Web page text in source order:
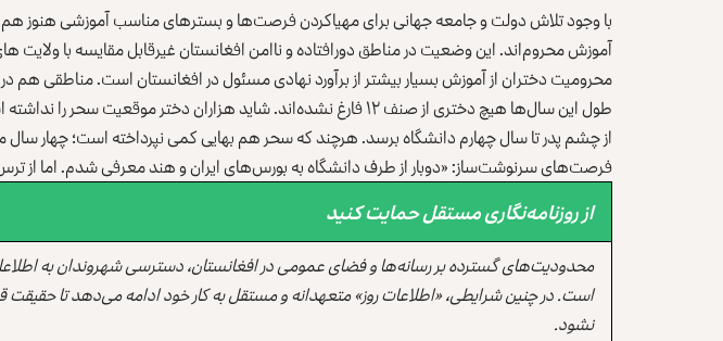
با وجود تلاش دولت و جامعه جهانی برای مهیاکردن فرصت‌ها و بسترهای مناسب آموزشی هنوز هم
آموزش محروم‌اند. این وضعیت در مناطق دورافتاده و ناامن افغانستان غیرقابل مقایسه با ولایت
محرومیت دختران از آموزش بسیار بیشتر از برآورد نهادی مسئول در افغانستان است. مناطقی هم
طول این سال‌ها هیچ دختری از صنف ۱۲ فارغ نشده‌اند. شاید هزاران دختر موقعیت
از چشم پدر تا سال چهارم دانشگاه برسد. هرچند که سحر هم بهایی کمی نپرداخته است؛ چهار
فرصت‌های سرنوشت‌ساز: «دوبار از طرف دانشگاه به بورس‌های ایران و هند معرفی شدم. اما از ترس
از روزنامه‌نگاری مستقل حمایت کنید
محدودیت‌های گسترده بر رسانه‌ها و فضای عمومی در افغانستان، دسترسی شهروندان به
است. در چنین شرایطی، «اطلاعات روز» متعهدانه و مستقل به کار خود ادامه می‌دهد تا
نشود.